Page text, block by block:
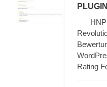
PLUGIN
Rating